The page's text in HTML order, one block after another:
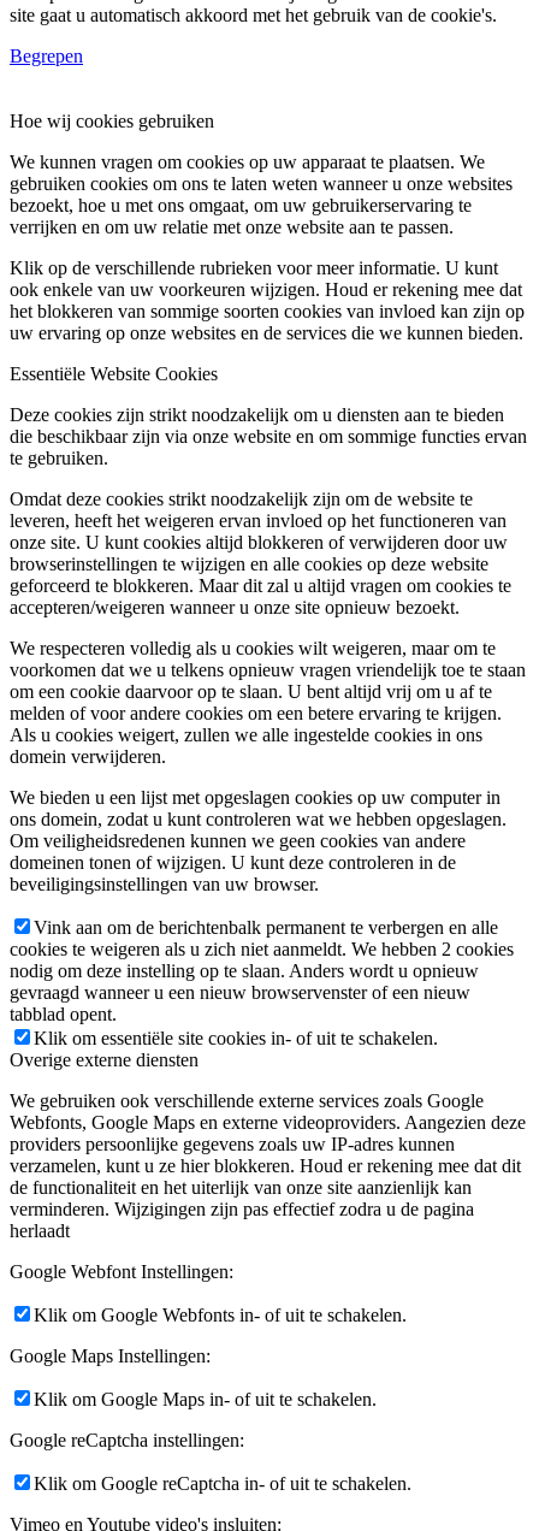
site gaat u automatisch akkoord met het gebruik van de cookie's.
Begrepen
Hoe wij cookies gebruiken
We kunnen vragen om cookies op uw apparaat te plaatsen. We
gebruiken cookies om ons te laten weten wanneer u onze websites
bezoekt, hoe u met ons omgaat, om uw gebruikerservaring te
verrijken en om uw relatie met onze website aan te passen.
Klik op de verschillende rubrieken voor meer informatie. U kunt
ook enkele van uw voorkeuren wijzigen. Houd er rekening mee dat
het blokkeren van sommige soorten cookies van invloed kan zijn op
uw ervaring op onze websites en de services die we kunnen bieden.
Essentiële Website Cookies
Deze cookies zijn strikt noodzakelijk om u diensten aan te bieden
die beschikbaar zijn via onze website en om sommige functies ervan
te gebruiken.
Omdat deze cookies strikt noodzakelijk zijn om de website te
leveren, heeft het weigeren ervan invloed op het functioneren van
onze site. U kunt cookies altijd blokkeren of verwijderen door uw
browserinstellingen te wijzigen en alle cookies op deze website
geforceerd te blokkeren. Maar dit zal u altijd vragen om cookies te
accepteren/weigeren wanneer u onze site opnieuw bezoekt.
We respecteren volledig als u cookies wilt weigeren, maar om te
voorkomen dat we u telkens opnieuw vragen vriendelijk toe te staan
om een cookie daarvoor op te slaan. U bent altijd vrij om u af te
melden of voor andere cookies om een betere ervaring te krijgen.
Als u cookies weigert, zullen we alle ingestelde cookies in ons
domein verwijderen.
We bieden u een lijst met opgeslagen cookies op uw computer in
ons domein, zodat u kunt controleren wat we hebben opgeslagen.
Om veiligheidsredenen kunnen we geen cookies van andere
domeinen tonen of wijzigen. U kunt deze controleren in de
beveiligingsinstellingen van uw browser.
Vink aan om de berichtenbalk permanent te verbergen en alle
cookies te weigeren als u zich niet aanmeldt. We hebben 2 cookies
nodig om deze instelling op te slaan. Anders wordt u opnieuw
gevraagd wanneer u een nieuw browservenster of een nieuw
tabblad opent.
Klik om essentiële site cookies in- of uit te schakelen.
Overige externe diensten
We gebruiken ook verschillende externe services zoals Google
Webfonts, Google Maps en externe videoproviders. Aangezien deze
providers persoonlijke gegevens zoals uw IP-adres kunnen
verzamelen, kunt u ze hier blokkeren. Houd er rekening mee dat dit
de functionaliteit en het uiterlijk van onze site aanzienlijk kan
verminderen. Wijzigingen zijn pas effectief zodra u de pagina
herlaadt
Google Webfont Instellingen:
Klik om Google Webfonts in- of uit te schakelen.
Google Maps Instellingen:
Klik om Google Maps in- of uit te schakelen.
Google reCaptcha instellingen:
Klik om Google reCaptcha in- of uit te schakelen.
Vimeo en Youtube video's insluiten: